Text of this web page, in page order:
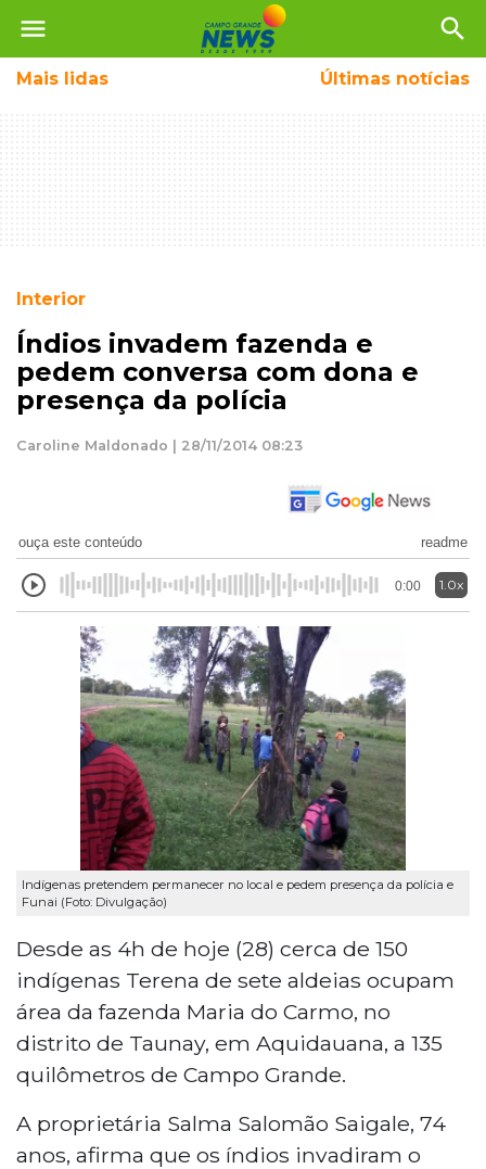
menu search
Mais lidas Últimas notícias
Interior
Índios invadem fazenda e
pedem conversa com dona e
presença da polícia
Caroline Maldonado | 28/11/2014 08:23
ouça este conteúdo readme
0:00 1.0x
Indígenas pretendem permanecer no local e pedem presença da polícia e
Funai (Foto: Divulgação)
Desde as 4h de hoje (28) cerca de 150
indígenas Terena de sete aldeias ocupam
área da fazenda Maria do Carmo, no
distrito de Taunay, em Aquidauana, a 135
quilômetros de Campo Grande.
A proprietária Salma Salomão Saigale, 74
anos, afirma que os índios invadiram o